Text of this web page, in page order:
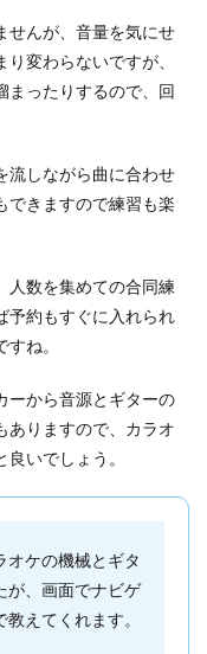
せんが、音量を気にせ
変わらないですが、
まったりするので、回
流しながら曲に合わせ
できますので練習も楽
人数を集めての合同練
予約もすぐに入れられ
ね。
ーから音源とギターの
ありますので、カラオ
いでしょう。
オケの機械とギタ
が、画面でナビゲ
えてくれます。